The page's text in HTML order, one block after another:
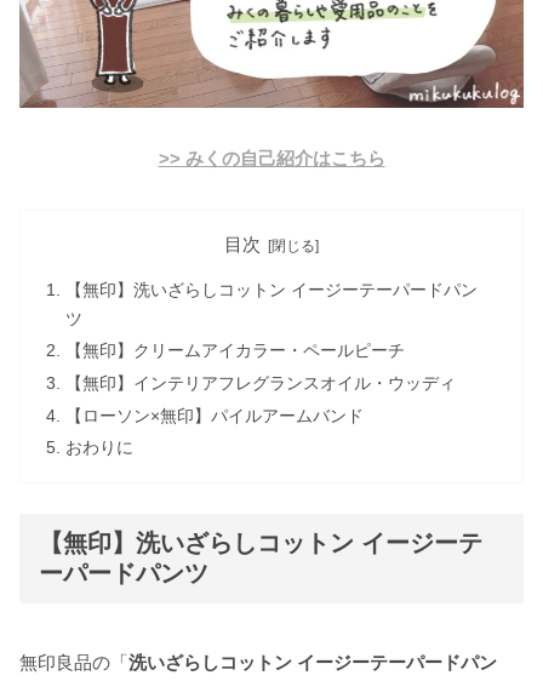
>> みくの自己紹介はこちら
目次
【無印】洗いざらしコットン イージーテーパードパン
ツ
【無印】クリームアイカラー・ペールピーチ
【無印】インテリアフレグランスオイル・ウッディ
【ローソン×無印】パイルアームバンド
おわりに
【無印】洗いざらしコットン イージーテ
ーパードパンツ
無印良品の「洗いざらしコットン イージーテーパードパン